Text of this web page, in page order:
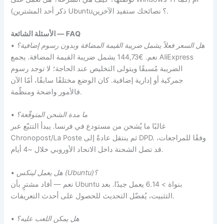
ذكر أحد المشترين) Ubuntu؟ نصائحك ستفيد الآخرين.
الأسئلة الشائعة — FAQ
• هل السعر فعلاً يشمل ضريبة القيمة المضافة وبدون رسوم إضافية؟
نعم. €144,73 يشمل ضريبة القيمة المضافة. يجمع AliExpress
الضريبة مُسبقًا ويتولى التخليص عند الحاجة؛ لا توجد رسوم
جمركية أو إدارية إضافية. كان الوضع مختلفًا سابقًا، أمّا الآن
فالأمور واضحة ومنظّمة.
• ما مدة الشحن المتوقّعة؟
غالبًا ما يُشحن من مستودع في فرنسا. يبدأ التتبّع عبر
Chronopost/La Poste ثم ينتقل عادةً إلى DPD. وفقًا للمراجعات،
قد تصل الشحنة داخل الاتحاد الأوروبي خلال ~4 أيام.
•
هل يعمل لينكس (Ubuntu)؟
نعم — أفاد مشترٍ بأن Ubuntu بنواة > 6.14 يعمل جيدًا. بعد
التثبيت، يُفضّل التحديث للحصول على أحدث التعريفات.
• هل يمكن اللعب عليه؟